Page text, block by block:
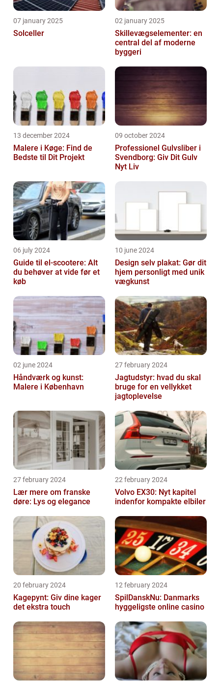
07 january 2025
Solceller
02 january 2025
Skillevægselementer: en
central del af moderne
byggeri
13 december 2024
Malere i Køge: Find de
Bedste til Dit Projekt
09 october 2024
Professionel Gulvsliber i
Svendborg: Giv Dit Gulv
Nyt Liv
06 july 2024
Guide til el-scootere: Alt
du behøver at vide før et
køb
10 june 2024
Design selv plakat: Gør dit
hjem personligt med unik
vægkunst
02 june 2024
Håndværk og kunst:
Malere i København
27 february 2024
Jagtudstyr: hvad du skal
bruge for en vellykket
jagtoplevelse
27 february 2024
Lær mere om franske
døre: Lys og elegance
22 february 2024
Volvo EX30: Nyt kapitel
indenfor kompakte elbiler
20 february 2024
Kagepynt: Giv dine kager
det ekstra touch
12 february 2024
SpilDanskNu: Danmarks
hyggeligste online casino